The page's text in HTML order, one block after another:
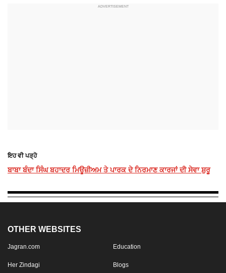
ਇਹ ਵੀ ਪੜ੍ਹੋ
ਬਾਬਾ ਬੰਦਾ ਸਿੰਘ ਬਹਾਦਰ ਮਿਊਜ਼ੀਅਮ ਤੇ ਪਾਰਕ ਦੇ ਨਿਰਮਾਣ ਕਾਰਜਾਂ ਦੀ ਸੇਵਾ ਸ਼ੁਰੂ
OTHER WEBSITES
Jagran.com Education
Her Zindagi Blogs